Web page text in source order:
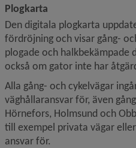
Plogkarta
Den digitala plogkarta
fördröjning och visar gång-
plogade och halkbekämpade
också om gator inte har
Alla gång- och cykelvägar
väghållaransvar för, även
Hörnefors, Holmsund och
till exempel privata vägar
ansvar för.